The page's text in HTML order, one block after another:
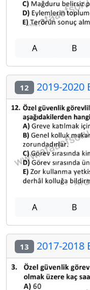
A B
12 2019-2020
A B
13 2017-2018